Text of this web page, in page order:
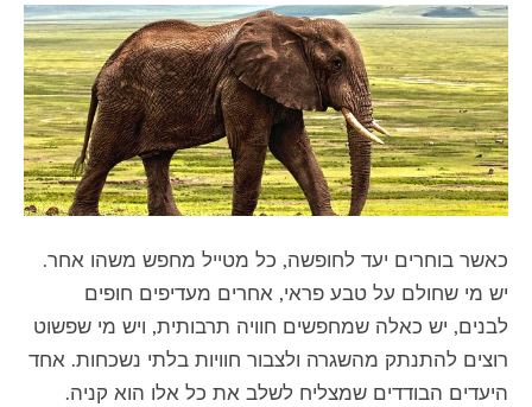
כאשר בוחרים יעד לחופשה, כל מטייל מחפש משהו אחר.
יש מי שחולם על טבע פראי, אחרים מעדיפים חופים
לבנים, יש כאלה שמחפשים חוויה תרבותית, ויש מי שפשוט
רוצים להתנתק מהשגרה ולצבור חוויות בלתי נשכחות. אחד
היעדים הבודדים שמצליח לשלב את כל אלו הוא קניה.